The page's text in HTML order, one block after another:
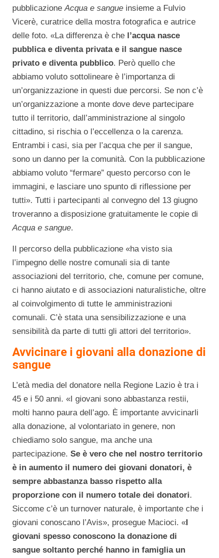
pubblicazioneAcqua e sangue insieme a Fulvio
Vicerè, curatrice della mostra fotografica e autrice
delle foto. «La differenza è che l’acqua nasce
pubblica e diventa privata e il sangue nasce
privato e diventa pubblico. Però quello che
abbiamo voluto sottolineare è l’importanza di
un’organizzazione in questi due percorsi. Se non c’è
un’organizzazione a monte dove deve partecipare
tutto il territorio, dall’amministrazione al singolo
cittadino, si rischia o l’eccellenza o la carenza.
Entrambi i casi, sia per l’acqua che per il sangue,
sono un danno per la comunità. Con la pubblicazione
abbiamo voluto “fermare” questo percorso con le
immagini, e lasciare uno spunto di riflessione per
tutti». Tutti i partecipanti al convegno del 13 giugno
troveranno a disposizione gratuitamente le copie di
Acqua e sangue.
Il percorso della pubblicazione «ha visto sia
l’impegno delle nostre comunali sia di tante
associazioni del territorio, che, comune per comune,
ci hanno aiutato e di associazioni naturalistiche, oltre
al coinvolgimento di tutte le amministrazioni
comunali. C’è stata una sensibilizzazione e una
sensibilità da parte di tutti gli attori del territorio».
Avvicinare i giovani alla donazione di
sangue
L’età media del donatore nella Regione Lazio è tra i
45 e i 50 anni. «I giovani sono abbastanza restii,
molti hanno paura dell’ago. È importante avvicinarli
alla donazione, al volontariato in genere, non
chiediamo solo sangue, ma anche una
partecipazione. Se è vero che nel nostro territorio
è in aumento il numero dei giovani donatori, è
sempre abbastanza basso rispetto alla
proporzione con il numero totale dei donatori.
Siccome c’è un turnover naturale, è importante che i
giovani conoscano l’Avis», prosegue Macioci. «
giovani spesso conoscono la donazione di
sangue soltanto perché hanno in famiglia un